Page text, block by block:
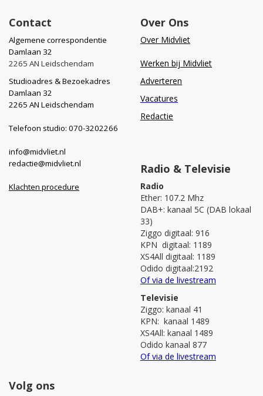
Contact
Algemene correspondentie
Damlaan 32
2265 AN Leidschendam
Studioadres & Bezoekadres
Damlaan 32
2265 AN Leidschendam
Telefoon studio: 070-3202266
info@midvliet.nl
redactie@midvliet.nl
Klachten procedure
Over Ons
Over Midvliet
Werken bij Midvliet
Adverteren
Vacatures
Redactie
Radio & Televisie
Radio
Ether: 107.2 Mhz
DAB+: kanaal 5C (DAB lokaal
33)
Ziggo digitaal: 916
KPN digitaal: 1189
XS4All digitaal: 1189
Odido digitaal:2192
Of via de livestream
Televisie
Ziggo: kanaal 41
KPN: kanaal 1489
XS4All: kanaal 1489
Odido kanaal 877
Of via de livestream
Volg ons